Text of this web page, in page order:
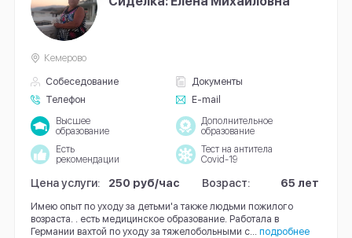
Собеседование
Документы
Телефон
E-mail
Кемерово
Высшее
образование
Дополнительное
образование
Есть
рекомендации
Тест на антитела
Covid-19
Цена услуги: 250 руб/час Возраст: 65 лет
Имею опыт по уходу за детьми'а также людьми пожилого
возраста. . есть медицинское образование. Работала в
Германии вахтой по уходу за тяжелобольными с...
подробнее